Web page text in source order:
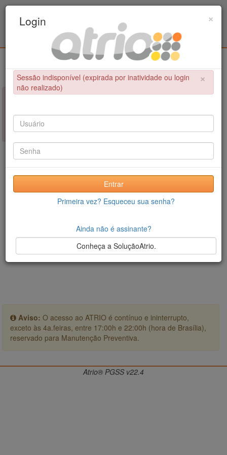
Civil / UPE
×
NÃO FOI POSSÍVEL CONCLUIR A OPERAÇÃO
Sessão indisponível (expirada por inatividade ou login não
realizado)
Aviso: O acesso ao ATRIO é contínuo e ininterrupto,
exceto às 4a.feiras, entre 17:00h e 22:00h (hora de Brasília),
reservado para Manutenção Preventiva.
×
Login
×
Sessão indisponível (expirada por inatividade ou login
não realizado)
Entrar
Primeira vez? Esqueceu sua senha?
Ainda não é assinante?
Conheça a SoluçãoAtrio.
Atrio® PGSS v22.4